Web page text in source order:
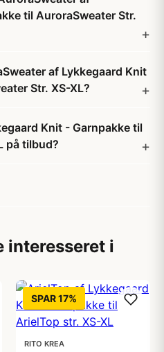
til AuroraSweater Str.
af Lykkegaard Knit
Str. XS-XL?
Knit - Garnpakke til
på tilbud?
interesseret i
SPAR 17%
RITO KREA